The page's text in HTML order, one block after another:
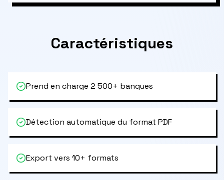
Caractéristiques
Prend en charge 2 500+ banques
Détection automatique du format PDF
Export vers 10+ formats